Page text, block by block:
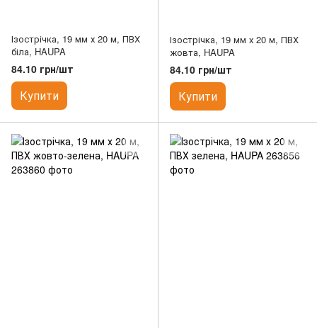
Ізострічка, 19 мм х 20 м, ПВХ
біла, HAUPA
84.10 грн/шт
Купити
Ізострічка, 19 мм х 20 м, ПВХ
жовта, HAUPA
84.10 грн/шт
Купити